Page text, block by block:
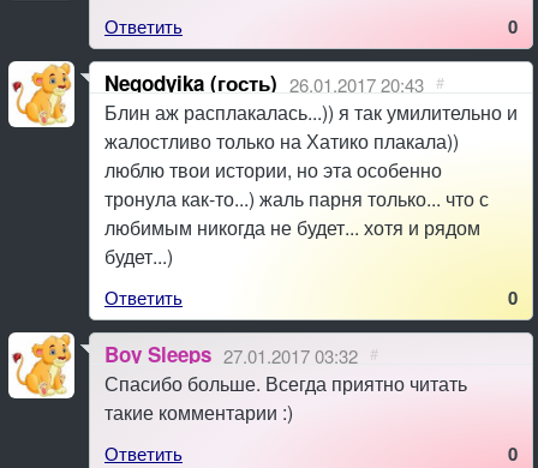
Ответить 0
Negodyika (гость) 26.01.2017 20:43 #
Блин аж расплакалась...)) я так умилительно и
жалостливо только на Хатико плакала))
люблю твои истории, но эта особенно
тронула как-то...) жаль парня только... что с
любимым никогда не будет... хотя и рядом
будет...)
Ответить 0
Boy Sleeps 27.01.2017 03:32 #
Спасибо больше. Всегда приятно читать
такие комментарии :)
Ответить 0